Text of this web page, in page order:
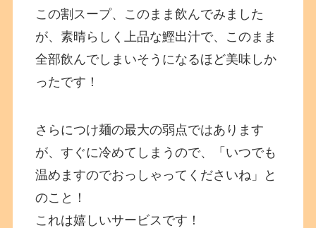
この割スープ、このまま飲んでみました
が、素晴らしく上品な鰹出汁で、このまま
全部飲んでしまいそうになるほど美味しか
ったです！
さらにつけ麺の最大の弱点ではあります
が、すぐに冷めてしまうので、「いつでも
温めますのでおっしゃってくださいね」と
のこと！
これは嬉しいサービスです！